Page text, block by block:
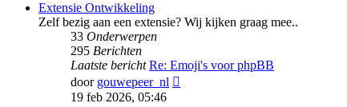
Extensie Ontwikkeling
Zelf bezig aan een extensie? Wij kijken graag mee..
33 Onderwerpen
295 Berichten
Laatste bericht Re: Emoji's voor phpBB
door gouwepeer_nl
19 feb 2026, 05:46